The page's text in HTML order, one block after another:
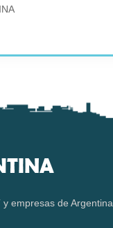
empresas de Argentina.